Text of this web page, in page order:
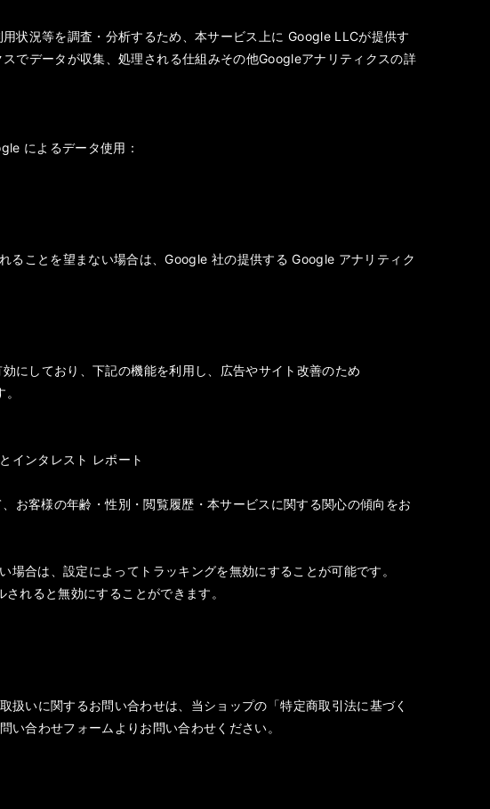
状況等を調査・分析するため、本サービス上に Google LLCが提供す
でデータが収集、処理される仕組みその他Googleアナリティクスの詳
によるデータ使用：
ることを望まない場合は、Google 社の提供する Google アナリティク
にしており、下記の機能を利用し、広告やサイト改善のため
インタレスト レポート
客様の年齢・性別・閲覧履歴・本サービスに関する関心の傾向をお
合は、設定によってトラッキングを無効にすることが可能です。
れると無効にすることができます。
いに関するお問い合わせは、当ショップの「特定商取引法に基づく
合わせフォームよりお問い合わせください。